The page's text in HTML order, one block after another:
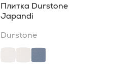
Плитка Durstone
Japandi
Durstone